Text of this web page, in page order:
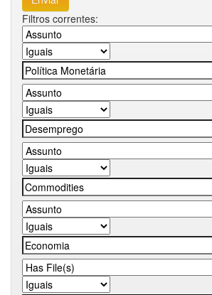
Filtros correntes: